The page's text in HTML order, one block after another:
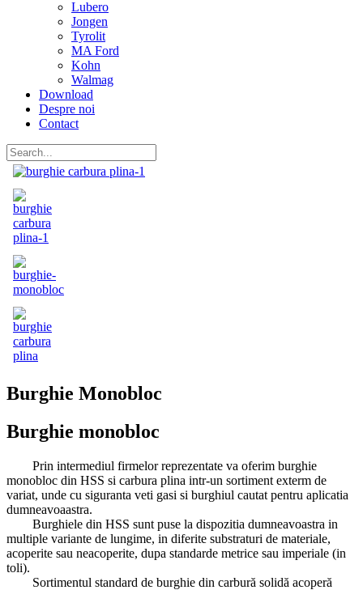
Lubero
Jongen
Tyrolit
MA Ford
Kohn
Walmag
Download
Despre noi
Contact
Burghie Monobloc
Burghie monobloc
Prin intermediul firmelor reprezentate va oferim burghie
monobloc din HSS si carbura plina intr-un sortiment exterm de
variat, unde cu siguranta veti gasi si burghiul cautat pentru aplicatia
dumneavoaastra.
Burghiele din HSS sunt puse la dispozitia dumneavoastra in
multiple variante de lungime, in diferite substraturi de materiale,
acoperite sau neacoperite, dupa standarde metrice sau imperiale (in
toli).
Sortimentul standard de burghie din carbură solidă acoperă